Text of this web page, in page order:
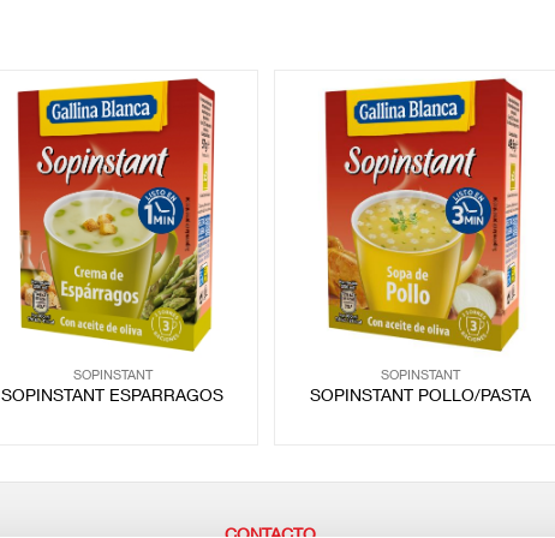
SOPINSTANT
SOPINSTANT ESPARRAGOS
SOPINSTANT
SOPINSTANT POLLO/PASTA